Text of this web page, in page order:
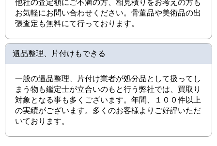
他社の査定額にご不満の方、相見積りをお考えの方も
お気軽にお問い合わせください。骨董品や美術品の出
張査定も無料にて行っております。
遺品整理、片付けもできる
一般の遺品整理、片付け業者が処分品として扱ってし
まう物も鑑定士が立合いのもと行う弊社では、買取り
対象となる事も多くございます。年間、１００件以上
の実績がございます。多くのお客様よりご好評いただ
いております。